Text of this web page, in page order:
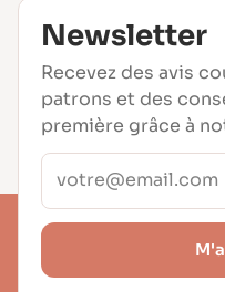
Newsletter
Recevez des avis
patrons et des
première grâce à